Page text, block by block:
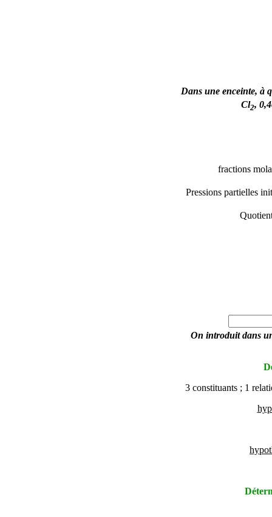
Dans une enceinte, à q
Cl2,
fractions
Pressions partielles
On introduit dans
3 constituants ; 1